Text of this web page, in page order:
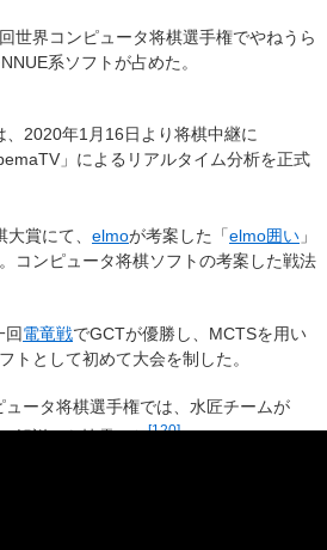
世界コンピュータ将棋選手権でやねうら
系ソフトが占めた。
、2020年1月16日より将棋中継に
」によるリアルタイム分析を正式
賞にて、 elmoが考案した「elmo囲い 」
コンピュータ将棋ソフトの考案した戦法
回電竜戦でGCTが優勝し、MCTSを用い
トとして初めて大会を制した。
ータ将棋選手権では、水匠チームが
解説AIを披露した[120]。